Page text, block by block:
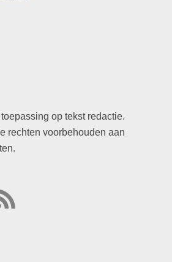
op tekst redactie.
rechten voorbehouden aan